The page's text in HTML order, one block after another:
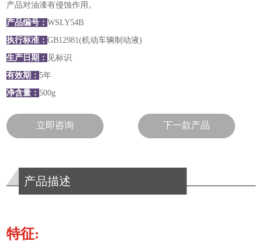
产品对油漆有侵蚀作用。
产品编号：WSLY54B
执行标准：GB12981(机动车辆制动液)
生产日期： 见标识
有效期：5年
净含量：500g
立即咨询 下一款产品
产品描述
特征: